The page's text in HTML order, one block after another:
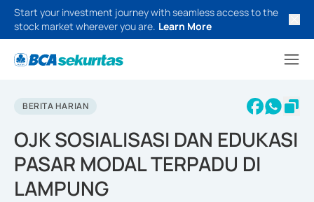
Start your investment journey with seamless access to the
stock market wherever you are. Learn More
BERITA HARIAN
OJK SOSIALISASI DAN EDUKASI
PASAR MODAL TERPADU DI
LAMPUNG